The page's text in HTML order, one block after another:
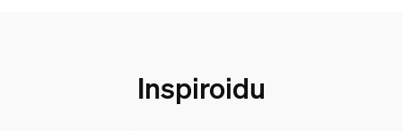
Inspiroidu